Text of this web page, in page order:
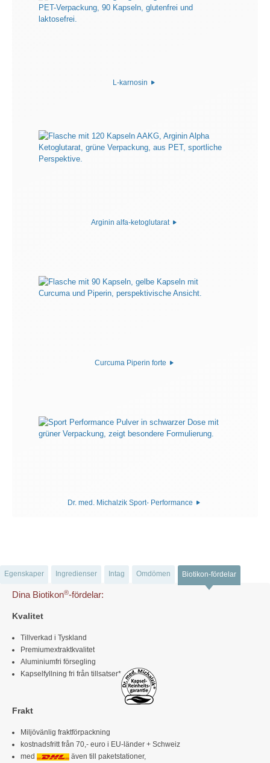
L-karnosin
Arginin alfa-ketoglutarat
Curcuma Piperin forte
Dr. med. Michalzik Sport- Performance
Egenskaper Ingredienser Intag Omdömen Biotikon-fördelar
Dina Biotikon®-fördelar:
Kvalitet
Tillverkad i Tyskland
Premiumextraktkvalitet
Aluminiumfri försegling
Kapselfyllning fri från tillsatser*
Frakt
Miljövänlig fraktförpackning
kostnadsfritt från 70,- euro i EU-länder + Schweiz
med
även till paketstationer,